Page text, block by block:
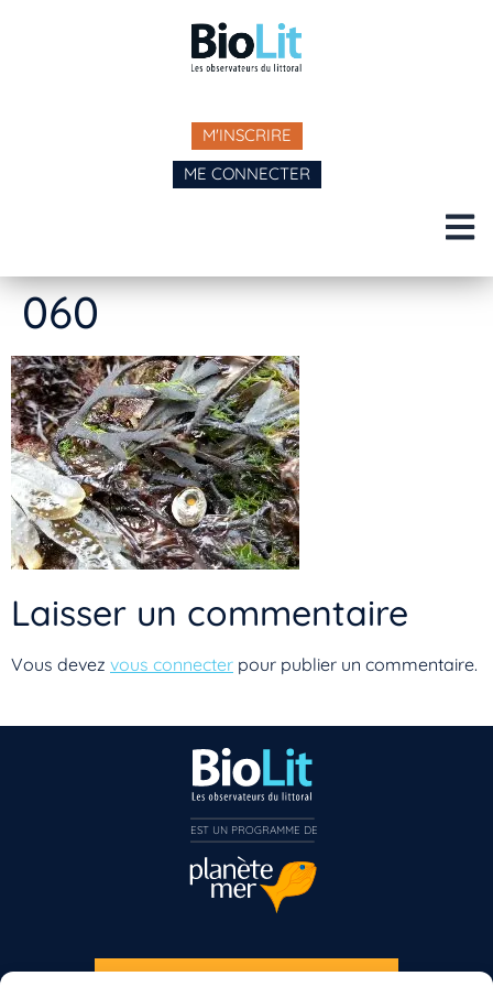
M'INSCRIRE
ME CONNECTER
060
Laisser un commentaire
Vous devez vous connecter pour publier un commentaire.
Vous n’êtes pas encore inscrit à Biolit ?
Inscrivez-vous dès maintenant